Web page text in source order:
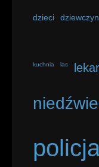
dzieci
kuchnia las